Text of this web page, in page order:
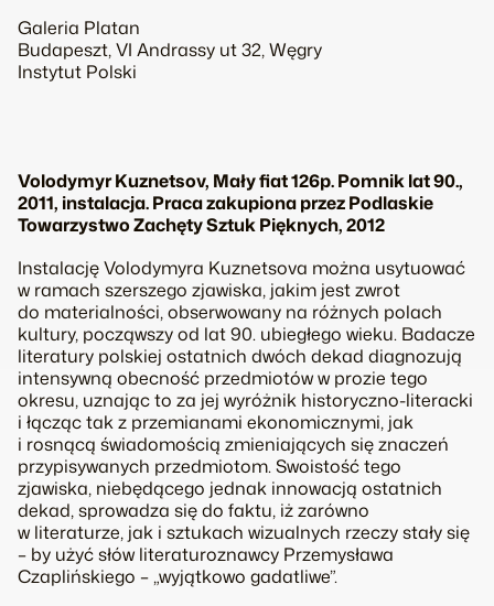
Galeria Platan
Budapeszt, VI Andrassy ut 32, Węgry
Instytut Polski
Volodymyr Kuznetsov, Mały fiat 126p. Pomnik lat 90.,
2011, instalacja. Praca zakupiona przez Podlaskie
Towarzystwo Zachęty Sztuk Pięknych, 2012
Instalację Volodymyra Kuznetsova można usytuować
w ramach szerszego zjawiska, jakim jest zwrot
do materialności, obserwowany na różnych polach
kultury, począwszy od lat 90. ubiegłego wieku. Badacze
literatury polskiej ostatnich dwóch dekad diagnozują
intensywną obecność przedmiotów w prozie tego
okresu, uznając to za jej wyróżnik historyczno-literacki
i łącząc tak z przemianami ekonomicznymi, jak
i rosnącą świadomością zmieniających się znaczeń
przypisywanych przedmiotom. Swoistość tego
zjawiska, niebędącego jednak innowacją ostatnich
dekad, sprowadza się do faktu, iż zarówno
w literaturze, jak i sztukach wizualnych rzeczy stały się
– by użyć słów literaturoznawcy Przemysława
Czaplińskiego – „wyjątkowo gadatliwe”.